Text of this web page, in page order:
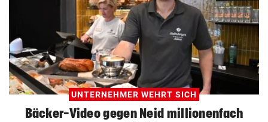
UNTERNEHMER WEHRT SICH
Bäcker-Video gegen Neid millionenfach